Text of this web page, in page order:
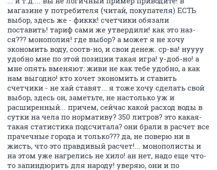
магазине у потребителя (читай, покупателя) ЕСТЬ
выбор, здесь же - фиккк! счетчики обязали
поставить! тариф сами же утвердили! как это наз-
ся??? монополия! где выбор? а может я не хочу
экономить воду, соотв-но, и свои денеж. ср-ва! нуууу
удобно мне по этой позиции такая игра! у-доб-но! а
мне опять вменяют: живи не как тебе удобно, а как
нам выгодно! кто хочет экономить и ставить
счетчики - не хай ставят... я тоже хочу сделать свой
выбор, здесь он, заметьте, не настолько уж и
расширенный... причем, сейчас какой расход воды в
сутки на чела по нормативу? 350 литров? это какая-
такая статистика подсчитала? они брали в расчет все
прачечные города и только??? да, не поверю ни в
жисть, что это правдивый расчет!... монополисты и
на этом уже нагрелись не хило! ан нет, надо еще что-
то запиндюрить для народу! уверяю, они и по